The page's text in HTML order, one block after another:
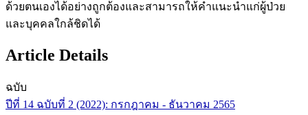
ด้วยตนเองได้อย่างถูกต้องและสามารถให้คำแนะนำแก่ผู้ป่วย
และบุคคลใกล้ชิดได้
Article Details
ฉบับ
ปีที่ 14 ฉบับที่ 2 (2022): กรกฎาคม - ธันวาคม 2565